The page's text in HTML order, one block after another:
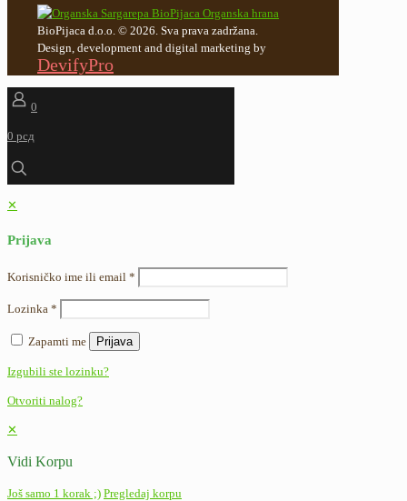
BioPijaca d.o.o. © 2026. Sva prava zadržana.
Design, development and digital marketing by
DevifyPro
0
0 рсд
✕
Prijava
Korisničko ime ili email *
Lozinka *
Zapamti me Prijava
Izgubili ste lozinku?
Otvoriti nalog?
✕
Vidi Korpu
Još samo 1 korak ;) Pregledaj korpu